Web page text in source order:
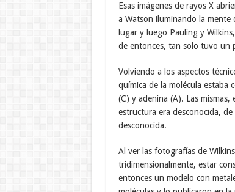
Esas imágenes de rayos X
a Watson iluminando la
lugar y luego Pauling y
de entonces, tan solo tuvo un
Volviendo a los aspectos
química de la molécula estaba
(C) y adenina (A). Las
estructura era desconocida,
desconocida.
Al ver las fotografías de
tridimensionalmente, estar
entonces un modelo con